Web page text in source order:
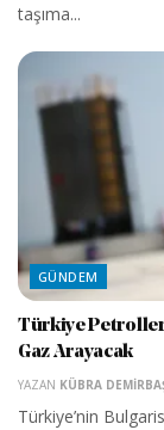
taşıma...
GÜNDEM
Türkiye
Gaz Arayacak
YAZAN KÜBRA
Türkiye’nin